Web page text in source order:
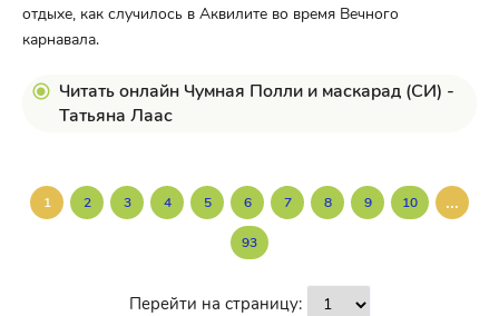
отдыхе, как случилось в Аквилите во время Вечного
карнавала.
Читать онлайн Чумная Полли и маскарад (СИ) -
Татьяна Лаас
1 2 3 4 5 6 7 8 9 10 ...
93
Перейти на страницу: